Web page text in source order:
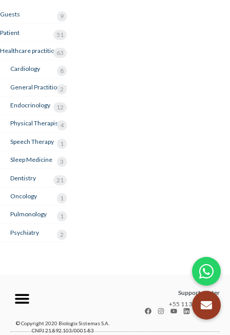
Guests 9
Patient 51
Healthcare practitioner
63
Cardiology 8
General Practitioner
2
Endocrinology 12
Physical Therapist 4
Speech Therapy 1
Sleep Medicine 3
Dentistry 21
Oncology 1
Pulmonology 1
Psychiatry 2
Support center
+55 11 3035-1211
© Copyright 2020 Biologix Sistemas S.A.
CNPJ 21.892.103/0001-83